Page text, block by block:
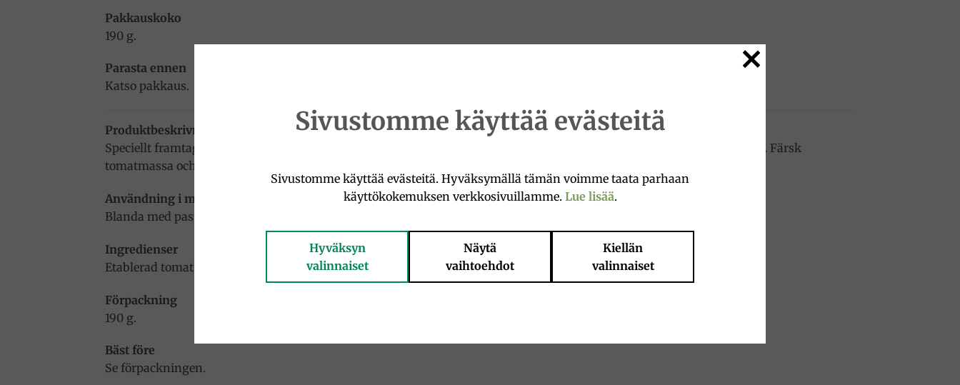
Pakkauskoko
190 g.
Parasta ennen
Katso pakkaus.
Produktbeskrivning
Speciellt framtagen för att kombineras med smakrika auberginer för att skapa den traditionella rätten
. Färsk
tomatmassa och ricotta salata gör såsen enkel, snabb och välsmakande att använda till pasta.
Användning i matlagning
Blanda med pasta, servera med aubergine eller använd som snabb sås till antipasti.
Ingredienser
Etablerad tomat 80 %, aubergine, extra jungfruolja 5 %, tomatpuré, basilika, svartpeppar, socker, salt.
Förpackning
190 g.
Bäst före
Se förpackningen.
Sivustomme käyttää evästeitä
Sivustomme käyttää evästeitä. Hyväksymällä tämän voimme taata parhaan
käyttökokemuksen verkkosivuillamme. Lue lisää.
Hyväksyn
valinnaiset
Näytä
vaihtoehdot
Kiellän
valinnaiset